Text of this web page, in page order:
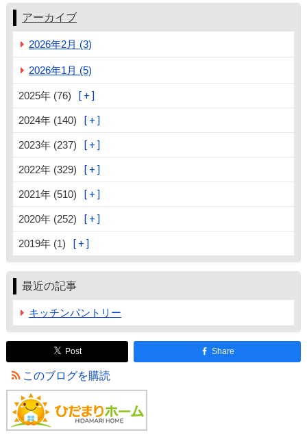
アーカイブ
2026年2月 (3)
2026年1月 (5)
2025年 (76)
2024年 (140)
2023年 (237)
2022年 (329)
2021年 (510)
2020年 (252)
2019年 (1)
最近の記事
キッチンパントリー
Post Share
このブログを購読